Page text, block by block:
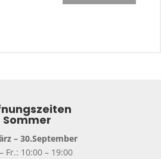
Sommer
– 30.September
Fr.: 10:00 – 19:00